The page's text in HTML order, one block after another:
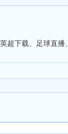
下载、足球直播